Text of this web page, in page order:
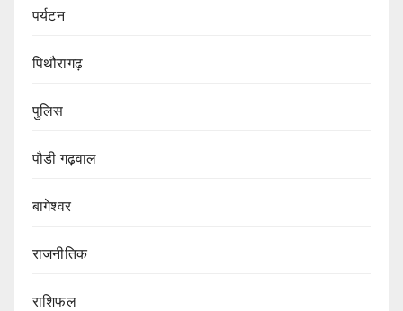
पर्यटन
पिथौरागढ़
पुलिस
पौडी गढ़वाल
बागेश्वर
राजनीतिक
राशिफल